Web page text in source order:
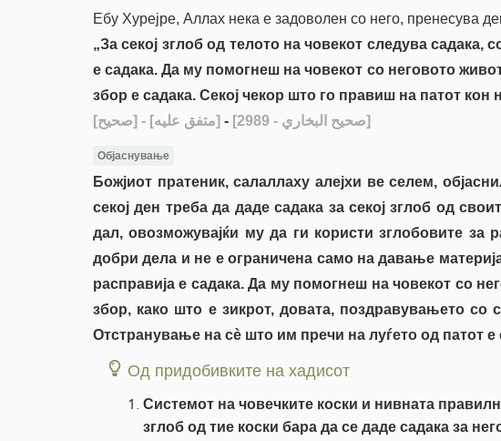
Ебу Хурејре, Аллах нека е задоволен со него, пренесува
„За секој зглоб од телото на човекот следува
е садака. Да му помогнеш на човекот со неговото
збор е садака. Секој чекор што го правиш на патот
[صحيح]
- [متفق عليه] - [صحيح البخاري - 2989]
Објаснување
Божјиот пратеник, салаллаху алејхи ве селем,
секој ден треба да даде садака за секој зглоб од
дал, овозможувајќи му да ги користи зглобовите
добри дела и не е ограничена само на давање
расправија е садака. Да му помогнеш на човекот со
збор, како што е зикрот, довата, поздравувањето
Отстранување на сè што им пречи на луѓето од патот е
Од придобивките на хадисот
Системот на човечките коски и нивната
зглоб од тие коски бара да се даде садака за